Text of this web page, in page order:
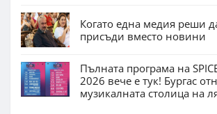
Когато една медия реши
присъди вместо новини
Пълната програма на
2026 вече е тук! Бургас
музикалната столица на